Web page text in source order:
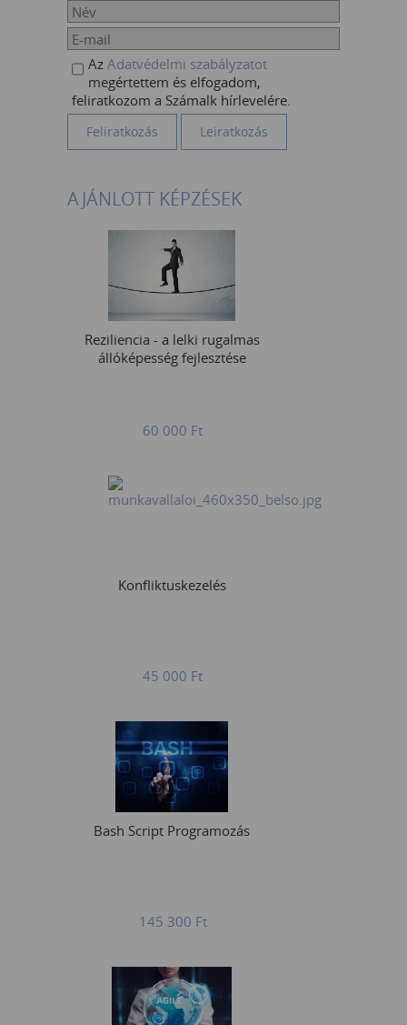
Az Adatvédelmi szabályzatot
megértettem és elfogadom,
feliratkozom a Számalk hírlevelére.
AJÁNLOTT KÉPZÉSEK
Reziliencia - a lelki rugalmas
állóképesség fejlesztése
60 000 Ft
Konfliktuskezelés
45 000 Ft
Bash Script Programozás
145 300 Ft